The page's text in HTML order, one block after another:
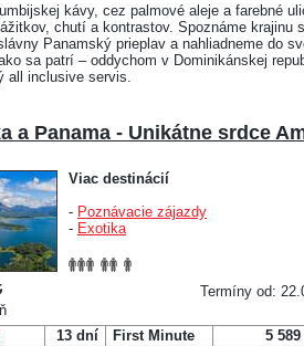
kávy, cez palmové aleje a farebné
chutí a kontrastov. Spoznáme krajinu
Panamský prieplav a nahliadneme do
sa patrí – oddychom v Dominikánskej
all inclusive servis.
a Panama - Unikátne srdce
Viac destinácií
- Poznávacie zájazdy
- Exotika
Termíny od:
13 dní First Minute 5 589